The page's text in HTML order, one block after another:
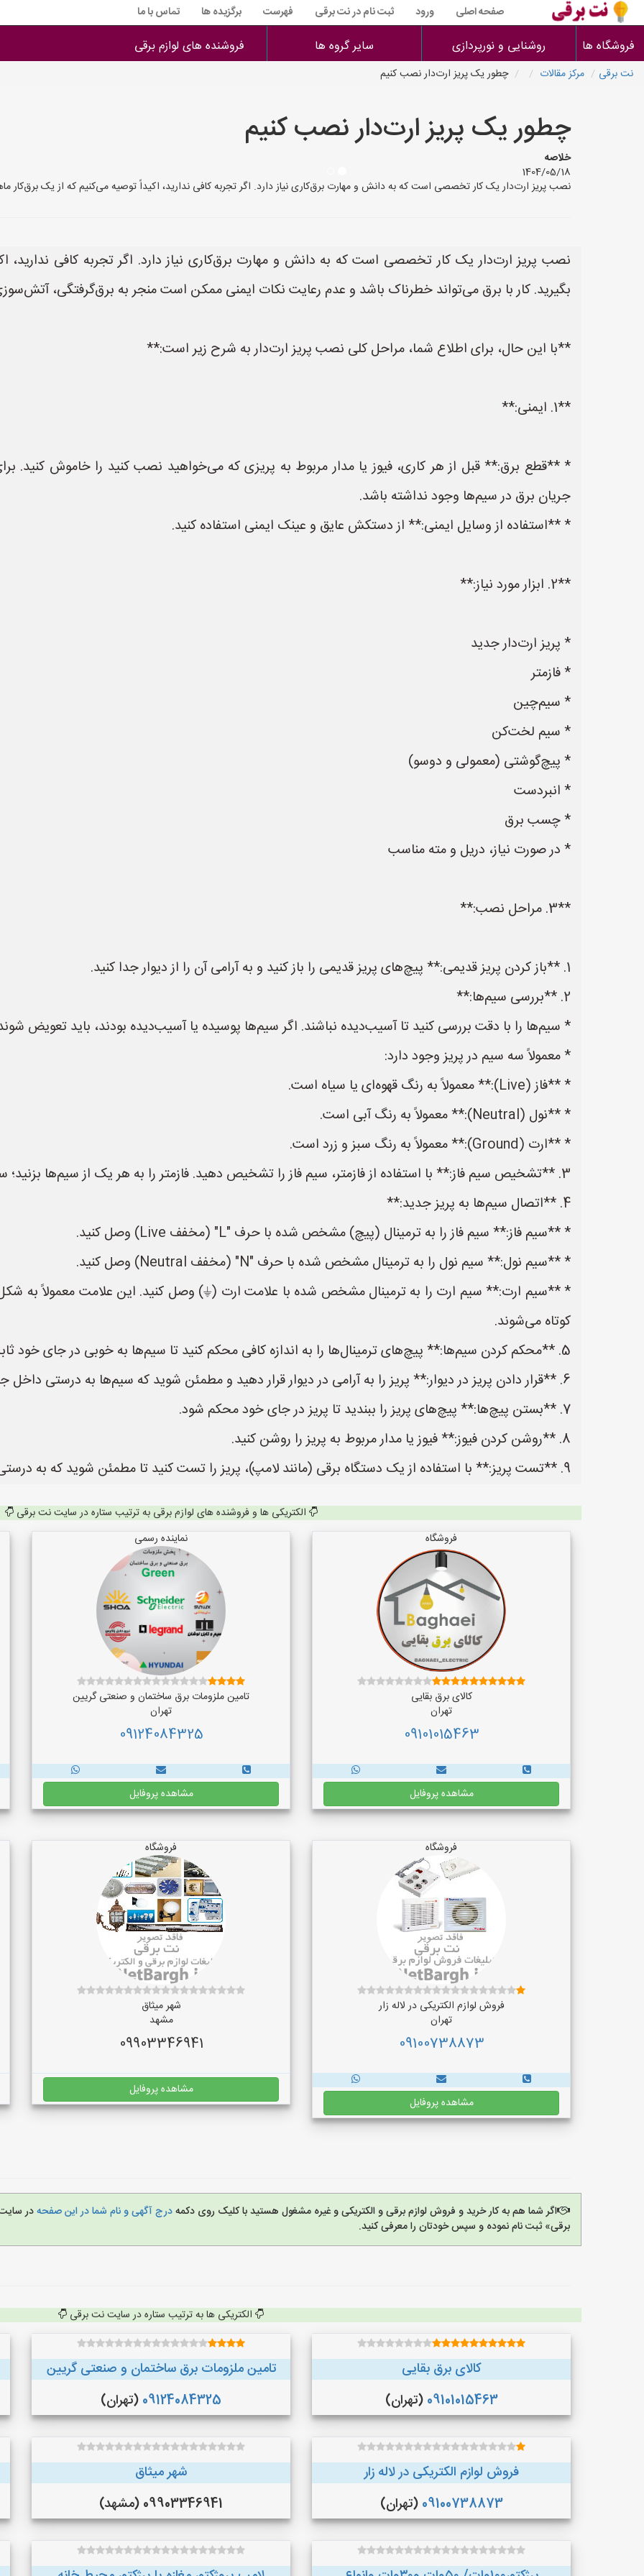
صفحه اصلی ورود ثبت نام در نت برقی فهرست برگزیده ها تماس با ما
فروشگاه ها روشنایی و نورپردازی سایر گروه ها فروشنده های لوازم برقی
نت برقی مرکز مقالات چطور یک پریز ارت‌دار نصب کنیم
چطور یک پریز ارت‌دار نصب کنیم
خلاصه
1404/05/18
نصب پریز ارت‌دار یک کار تخصصی است که به دانش و مهارت برق‌کاری نیاز دارد. اگر تجربه کافی ندارید، اکیداً توصیه می‌کنیم که از یک برق‌کار
نصب پریز ارت‌دار یک کار تخصصی است که به دانش و مهارت برق‌کاری نیاز دارد. اگر تجربه کافی ندارید،
بگیرید. کار با برق می‌تواند خطرناک باشد و عدم رعایت نکات ایمنی ممکن است منجر به برق‌گرفتگی،
**با این حال، برای اطلاع شما، مراحل کلی نصب پریز ارت‌دار به شرح زیر است:**
**1. ایمنی:**
* **قطع برق:** قبل از هر کاری، فیوز یا مدار مربوط به پریزی که می‌خواهید نصب کنید را خاموش کنید. برای
جریان برق در سیم‌ها وجود نداشته باشد.
* **استفاده از وسایل ایمنی:** از دستکش عایق و عینک ایمنی استفاده کنید.
**2. ابزار مورد نیاز:**
* پریز ارت‌دار جدید
* فازمتر
* سیم‌چین
* سیم لخت‌کن
* پیچ‌گوشتی (معمولی و دوسو)
* انبردست
* چسب برق
* در صورت نیاز، دریل و مته مناسب
**3. مراحل نصب:**
1. **باز کردن پریز قدیمی:** پیچ‌های پریز قدیمی را باز کنید و به آرامی آن را از دیوار جدا کنید.
2. **بررسی سیم‌ها:**
* سیم‌ها را با دقت بررسی کنید تا آسیب‌دیده نباشند. اگر سیم‌ها پوسیده یا آسیب‌دیده بودند، باید تعویض
* معمولاً سه سیم در پریز وجود دارد:
* **فاز (Live):** معمولاً به رنگ قهوه‌ای یا سیاه است.
* **نول (Neutral):** معمولاً به رنگ آبی است.
* **ارت (Ground):** معمولاً به رنگ سبز و زرد است.
3. **تشخیص سیم فاز:** با استفاده از فازمتر، سیم فاز را تشخیص دهید. فازمتر را به هر یک از سیم‌ها بزنید؛ سیمی که فازمتر روشن شود، سیم فاز است.
4. **اتصال سیم‌ها به پریز جدید:**
* **سیم فاز:** سیم فاز را به ترمینال (پیچ) مشخص شده با حرف "L" (مخفف Live) وصل کنید.
* **سیم نول:** سیم نول را به ترمینال مشخص شده با حرف "N" (مخفف Neutral) وصل کنید.
* **سیم ارت:** سیم ارت را به ترمینال مشخص شده با علامت ارت (⏚) وصل کنید. این علامت معمولاً به
کوتاه می‌شوند.
5. **محکم کردن سیم‌ها:** پیچ‌های ترمینال‌ها را به اندازه کافی محکم کنید تا سیم‌ها به خوبی در جای خود ثابت شوند.
6. **قرار دادن پریز در دیوار:** پریز را به آرامی در دیوار قرار دهید و مطمئن شوید که سیم‌ها به درستی داخل جعبه پریز قرار گرفته‌اند.
7. **بستن پیچ‌ها:** پیچ‌های پریز را ببندید تا پریز در جای خود محکم شود.
8. **روشن کردن فیوز:** فیوز یا مدار مربوط به پریز را روشن کنید.
9. **تست پریز:** با استفاده از یک دستگاه برقی (مانند لامپ)، پریز را تست کنید تا مطمئن شوید که به درستی کار می‌کند.
الکتریکی ها و فروشنده های لوازم برقی به ترتیب ستاره در سایت نت برقی
فروشگاه
کالای برق بقایی
تهران
09101015463
مشاهده پروفایل
نماینده رسمی
تامین ملزومات برق ساختمان و صنعتی گریین
تهران
09124084325
مشاهده پروفایل
فروشگاه
فروش لوازم الکتریکی در لاله زار
تهران
09100738873
مشاهده پروفایل
فروشگاه
شهر میثاق
مشهد
09903346941
مشاهده پروفایل
اگر شما هم به کار خرید و فروش لوازم برقی و الکتریکی و غیره مشغول هستید با کلیک روی دکمهدرج آگهی و نام شما در این صفحهدر
برقی» ثبت نام نموده و سپس خودتان را معرفی کنید.
الکتریکی ها به ترتیب ستاره در سایت نت برقی
کالای برق بقایی
09101015463 (تهران)
تامین ملزومات برق ساختمان و صنعتی گریین
09124084325 (تهران)
فروش لوازم الکتریکی در لاله زار
09100738873 (تهران)
شهر میثاق
09903346941 (مشهد)